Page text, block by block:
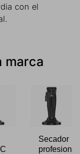
con el
marca
Secador
profesional